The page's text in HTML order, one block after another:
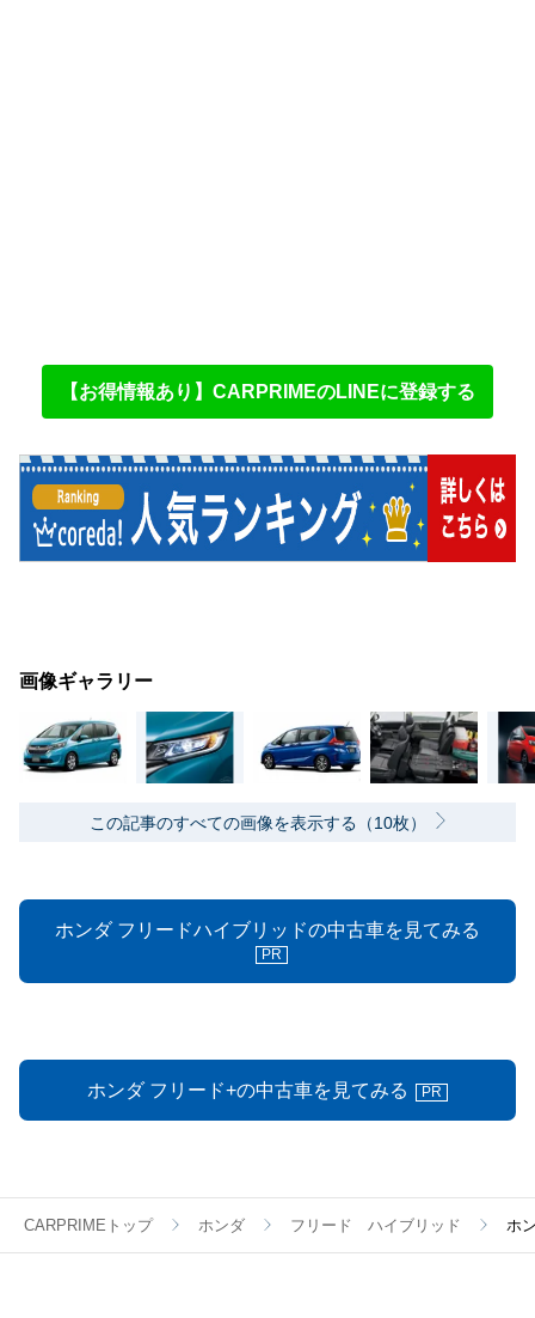
【お得情報あり】CARPRIMEのLINEに登録する
画像ギャラリー
この記事のすべての画像を表示する（10枚）
ホンダ フリードハイブリッドの中古車を見てみる
PR
ホンダ フリード+の中古車を見てみる PR
CARPRIMEトップ ホンダ フリード ハイブリッド ホ